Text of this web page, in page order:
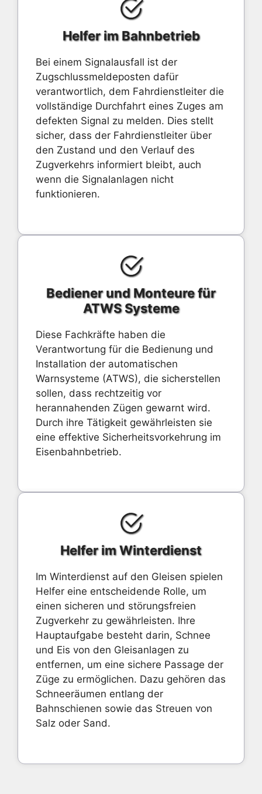
Helfer im Bahnbetrieb
Bei einem Signalausfall ist der
Zugschlussmeldeposten dafür
verantwortlich, dem Fahrdienstleiter die
vollständige Durchfahrt eines Zuges am
defekten Signal zu melden. Dies stellt
sicher, dass der Fahrdienstleiter über
den Zustand und den Verlauf des
Zugverkehrs informiert bleibt, auch
wenn die Signalanlagen nicht
funktionieren.
Bediener und Monteure für
ATWS Systeme
Diese Fachkräfte haben die
Verantwortung für die Bedienung und
Installation der automatischen
Warnsysteme (ATWS), die sicherstellen
sollen, dass rechtzeitig vor
herannahenden Zügen gewarnt wird.
Durch ihre Tätigkeit gewährleisten sie
eine effektive Sicherheitsvorkehrung im
Eisenbahnbetrieb.
Helfer im Winterdienst
Im Winterdienst auf den Gleisen spielen
Helfer eine entscheidende Rolle, um
einen sicheren und störungsfreien
Zugverkehr zu gewährleisten. Ihre
Hauptaufgabe besteht darin, Schnee
und Eis von den Gleisanlagen zu
entfernen, um eine sichere Passage der
Züge zu ermöglichen. Dazu gehören das
Schneeräumen entlang der
Bahnschienen sowie das Streuen von
Salz oder Sand.